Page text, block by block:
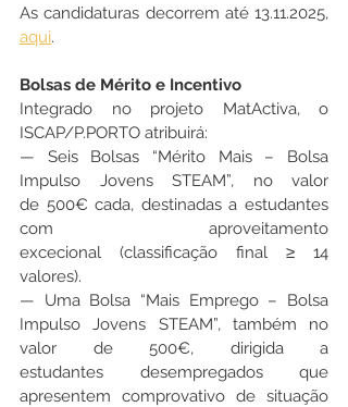
aqui.
Bolsas de Mérito e Incentivo
Integrado no projeto MatActiva, o
ISCAP/P.PORTO atribuirá:
— Seis Bolsas “Mérito Mais – Bolsa
Impulso Jovens STEAM”, no valor
de 500€ cada, destinadas a estudantes
com aproveitamento
excecional (classificação final ≥ 14
valores).
— Uma Bolsa “Mais Emprego – Bolsa
Impulso Jovens STEAM”, também no
valor de 500€, dirigida a
estudantes desempregados que
apresentem comprovativo de situação